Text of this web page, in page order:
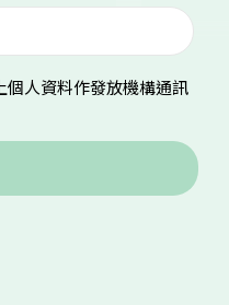
個人資料作發放機構通訊